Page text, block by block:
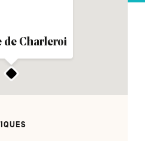
de Charleroi